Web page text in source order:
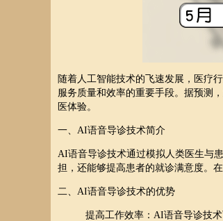
随着人工智能技术的飞速发展，医疗
服务质量和效率的重要手段。据预测
医体验。
一、AI语音导诊技术简介
AI语音导诊技术通过模拟人类医生与
担，还能够提高患者的就诊满意度。
二、AI语音导诊技术的优势
提高工作效率：AI语音导诊技